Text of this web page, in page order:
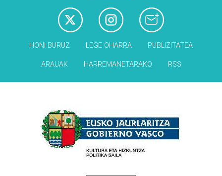
HONI BURUZ LEGE OHARRA PUBLIZITATEA
ARAUAK HARREMANETARAKO RSS